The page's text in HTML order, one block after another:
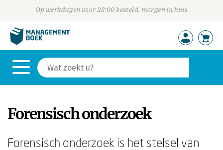
Op werkdagen voor 23:00 besteld, morgen in huis
Forensisch onderzoek
Forensisch onderzoek is het stelsel van